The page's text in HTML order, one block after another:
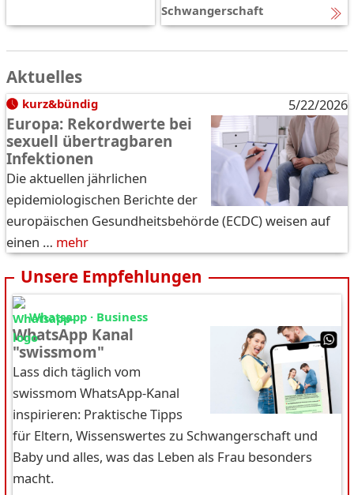
Schwangerschaft
Aktuelles
kurz&bündig 5/22/2026
Europa: Rekordwerte bei
sexuell übertragbaren
Infektionen
Die aktuellen jährlichen
epidemiologischen Berichte der
europäischen Gesundheitsbehörde (ECDC) weisen auf
einen … mehr
Unsere Empfehlungen
Whatsapp · Business
WhatsApp Kanal
"swissmom"
Lass dich täglich vom
swissmom WhatsApp-Kanal
inspirieren: Praktische Tipps
für Eltern, Wissenswertes zu Schwangerschaft und
Baby und alles, was das Leben als Frau besonders
macht.